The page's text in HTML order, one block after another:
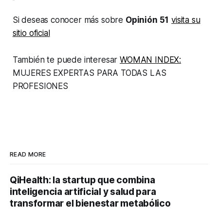
Si deseas conocer más sobre Opinión 51 visita su
sitio oficial
También te puede interesarWOMAN INDEX:
MUJERES EXPERTAS PARA TODAS LAS
PROFESIONES
READ MORE
QiHealth: la startup que combina
inteligencia artificial y salud para
transformar el bienestar metabólico